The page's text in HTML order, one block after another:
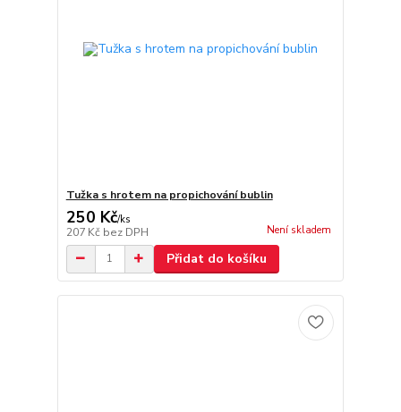
Tužka s hrotem na propichování bublin
250 Kč/ks
207 Kč bez DPH Není skladem
Přidat do košíku